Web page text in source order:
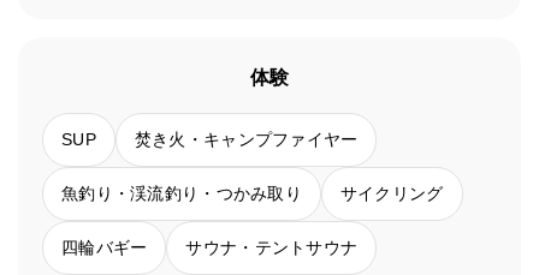
体験
SUP 焚き火・キャンプファイヤー
魚釣り・渓流釣り・つかみ取り サイクリング
四輪バギー サウナ・テントサウナ